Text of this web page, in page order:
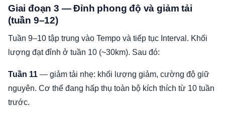
Giai đoạn 3 — Đỉnh phong độ và giảm tải
(tuần 9–12)
Tuần 9–10 tập trung vào Tempo và tiếp tục Interval. Khối
lượng đạt đỉnh ở tuần 10 (~30km). Sau đó:
Tuần 11 — giảm tải nhẹ: khối lượng giảm, cường độ giữ
nguyên. Cơ thể đang hấp thụ toàn bộ kích thích từ 10 tuần
trước.